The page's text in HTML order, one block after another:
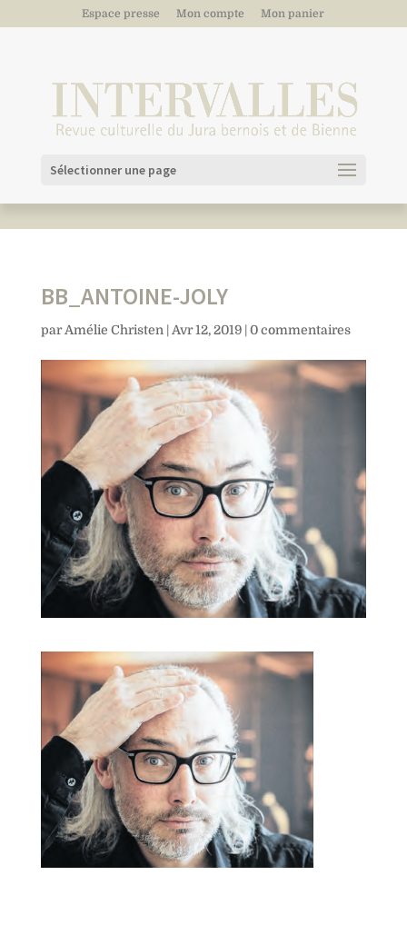
Espace presse Mon compte Mon panier
Sélectionner une page
BB_ANTOINE-JOLY
parAmélie Christen | Avr 12, 2019| 0 commentaires